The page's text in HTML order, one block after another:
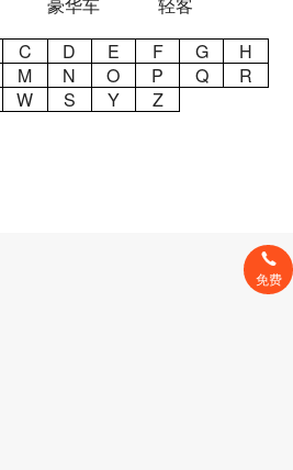
C D E F G
H
M N O P Q
R
W S Y
Z
免费